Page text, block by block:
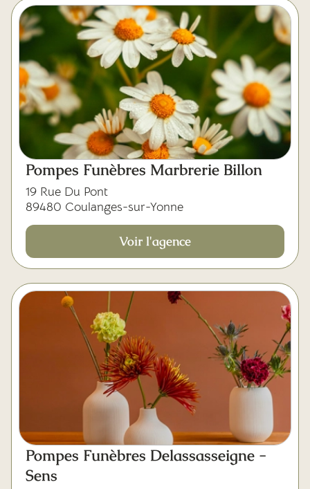
Pompes Funèbres Marbrerie Billon
19 Rue Du Pont
89480 Coulanges-sur-Yonne
Voir l'agence
Pompes Funèbres Delassasseigne -
Sens